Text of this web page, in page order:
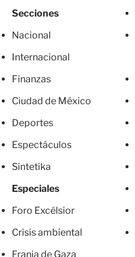
Secciones
Nacional
Internacional
Finanzas
Ciudad de México
Deportes
Espectáculos
Sintetika
Especiales
Foro Excélsior
Crisis ambiental
Franja de Gaza